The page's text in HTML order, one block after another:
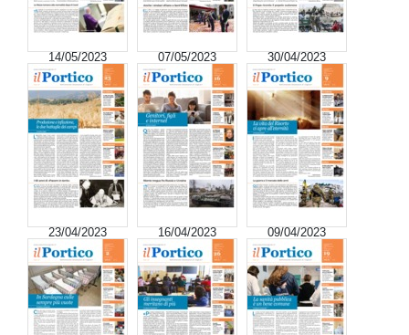
14/05/2023 07/05/2023 30/04/2023
23/04/2023 16/04/2023 09/04/2023